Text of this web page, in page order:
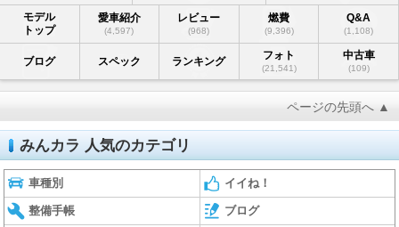
モデル
トップ
愛車紹介
(4,597)
レビュー
(968)
燃費
(9,396)
Q&A
(1,108)
ブログ スペック ランキング フォト
(21,541)
中古車
(109)
ページの先頭へ ▲
みんカラ 人気のカテゴリ
車種別 イイね！
整備手帳 ブログ